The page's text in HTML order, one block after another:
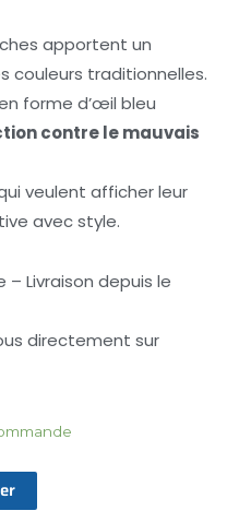
apportent un
couleurs traditionnelles.
forme d’œil bleu
contre le mauvais
veulent afficher leur
avec style.
Livraison depuis le
directement sur